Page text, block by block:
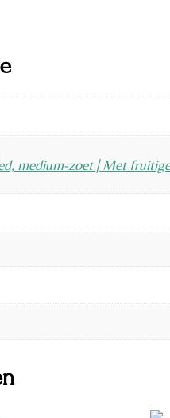
medium-zoet | Met